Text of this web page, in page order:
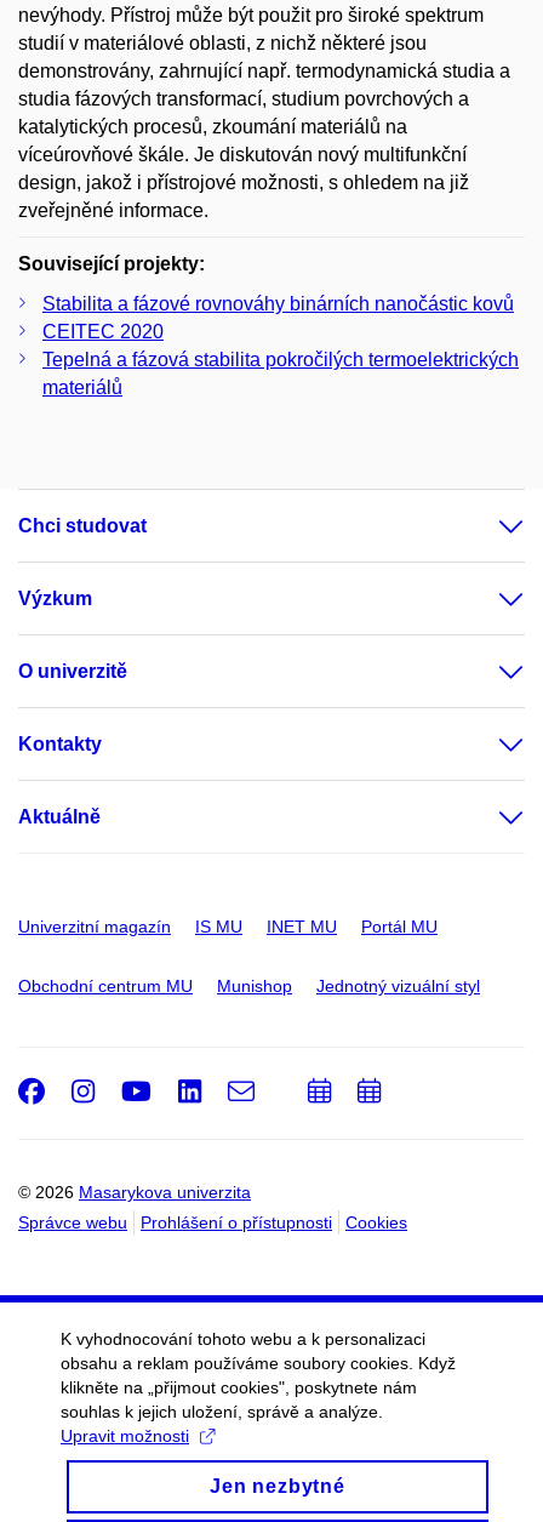
nevýhody. Přístroj může být použit pro široké spektrum
studií v materiálové oblasti, z nichž některé jsou
demonstrovány, zahrnující např. termodynamická studia a
studia fázových transformací, studium povrchových a
katalytických procesů, zkoumání materiálů na
víceúrovňové škále. Je diskutován nový multifunkční
design, jakož i přístrojové možnosti, s ohledem na již
zveřejněné informace.
Související projekty:
Stabilita a fázové rovnováhy binárních nanočástic kovů
CEITEC 2020
Tepelná a fázová stabilita pokročilých termoelektrických
materiálů
Chci studovat
Výzkum
O univerzitě
Kontakty
Aktuálně
Univerzitní magazín IS MU INET MU Portál MU
Obchodní centrum MU Munishop Jednotný vizuální styl
© 2026 Masarykova univerzita
Správce webu
Prohlášení o přístupnosti Cookies
Facebook
Instagram
Youtube
LinkedIn
e-
PřidatPřidat
K vyhodnocování tohoto webu a k personalizaci
obsahu a reklam používáme soubory cookies. Když
klikněte na „přijmout cookies", poskytnete nám
souhlas k jejich uložení, správě a analýze.
Upravit možnosti
Jen nezbytné